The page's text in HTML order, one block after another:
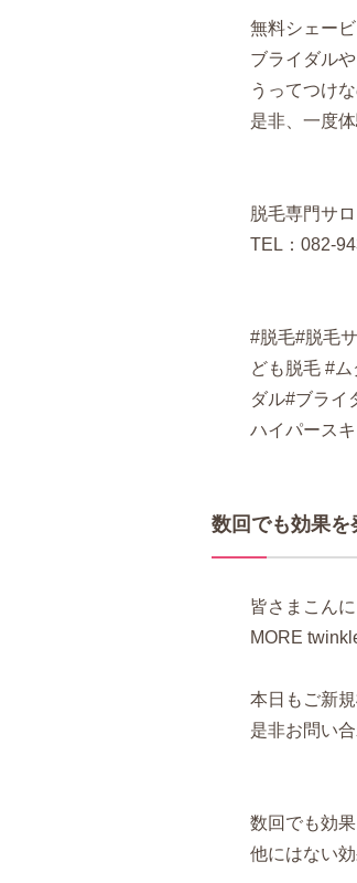
無料シェービ
ブライダル
うってつけ
是非、一度
脱毛専門サ
TEL：082-
#脱毛#脱毛
ども脱毛 #
ダル#ブライ
ハイパース
数回でも効果を
皆さまこんに
MORE
本日もご新
是非お問い
数回でも効
他にはない